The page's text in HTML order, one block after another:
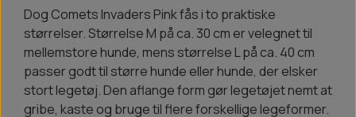
Dog Comets Invaders Pink fås i to praktiske
størrelser. Størrelse M på ca. 30 cm er velegnet til
mellemstore hunde, mens størrelse L på ca. 40 cm
passer godt til større hunde eller hunde, der elsker
stort legetøj. Den aflange form gør legetøjet nemt at
gribe, kaste og bruge til flere forskellige legeformer.